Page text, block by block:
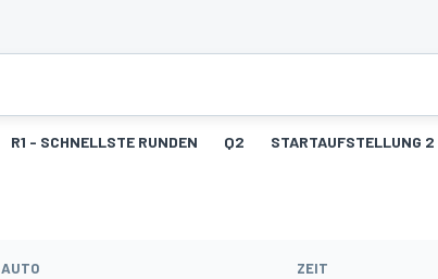
R1 - SCHNELLSTE RUNDEN Q2 STARTAUFSTELLUNG 2
AUTO ZEIT